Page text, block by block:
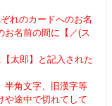
れのカードへのお名
お名前の間に【／(ス
太郎】と記入された
半角文字、旧漢字等
や途中で切れてして